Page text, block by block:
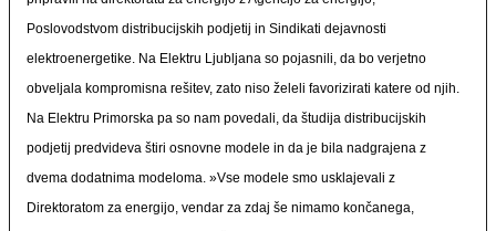
Poslovodstvom distribucijskih podjetij in Sindikati dejavnosti
elektroenergetike. Na Elektru Ljubljana so pojasnili, da bo verjetno
obveljala kompromisna rešitev, zato niso želeli favorizirati katere od njih.
Na Elektru Primorska pa so nam povedali, da študija distribucijskih
podjetij predvideva štiri osnovne modele in da je bila nadgrajena z
dvema dodatnima modeloma. »Vse modele smo usklajevali z
Direktoratom za energijo, vendar za zdaj še nimamo končanega,